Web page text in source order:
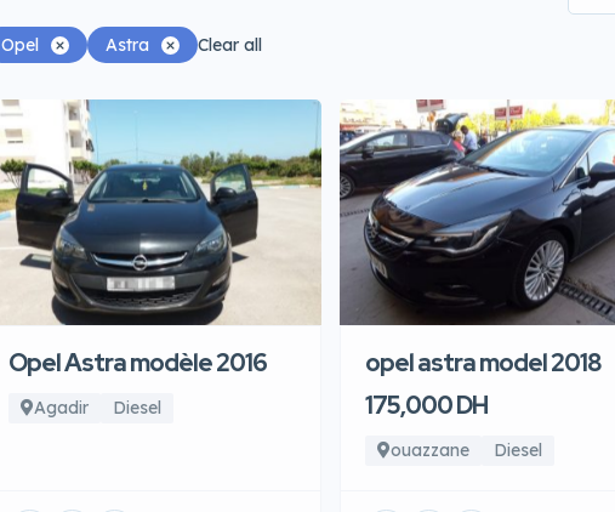
Opel Astra Clear all
Opel Astra modèle 2016
Agadir Diesel
opel astra model 2018
175,000 DH
ouazzane Diesel